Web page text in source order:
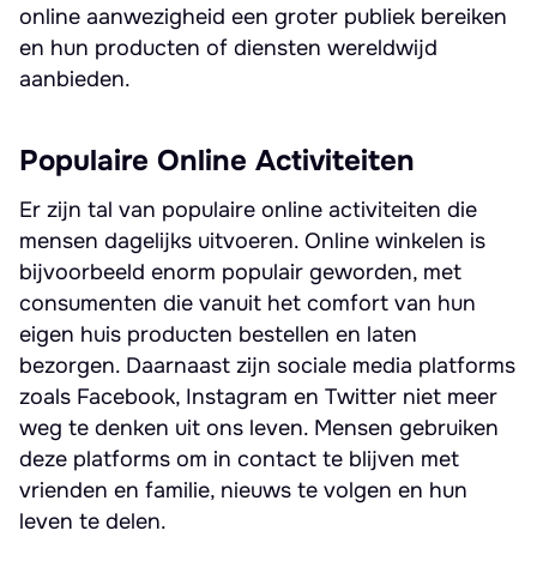
online aanwezigheid een groter publiek bereiken
en hun producten of diensten wereldwijd
aanbieden.
Populaire Online Activiteiten
Er zijn tal van populaire online activiteiten die
mensen dagelijks uitvoeren. Online winkelen is
bijvoorbeeld enorm populair geworden, met
consumenten die vanuit het comfort van hun
eigen huis producten bestellen en laten
bezorgen. Daarnaast zijn sociale media platforms
zoals Facebook, Instagram en Twitter niet meer
weg te denken uit ons leven. Mensen gebruiken
deze platforms om in contact te blijven met
vrienden en familie, nieuws te volgen en hun
leven te delen.